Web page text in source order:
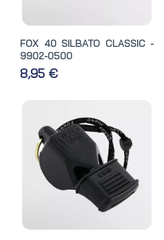
FOX 40 SILBATO CLASSIC -
9902-0500
8,95 €